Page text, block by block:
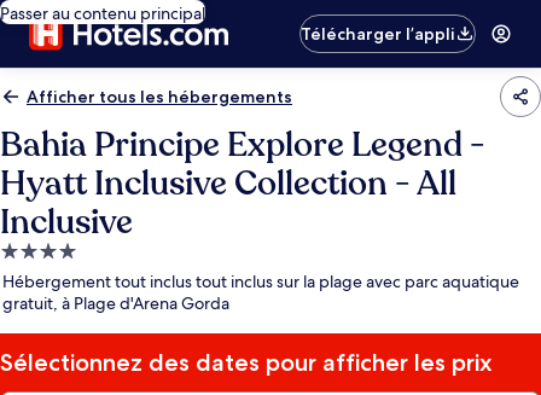
Passer au contenu principal
Télécharger l’appli
Afficher tous les hébergements
Bahia Principe Explore Legend -
Hyatt Inclusive Collection - All
Inclusive
Hébergement
4.0 étoiles
Hébergement tout inclus tout inclus sur la plage avec parc aquatique
gratuit, à Plage d'Arena Gorda
Sélectionnez des dates pour afficher les prix